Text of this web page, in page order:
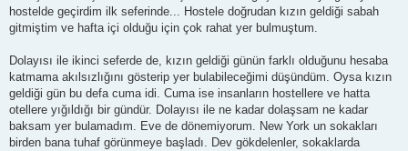
hostelde geçirdim ilk seferinde... Hostele doğrudan kızın geldiği sabah
gitmiştim ve hafta içi olduğu için çok rahat yer bulmuştum.
Dolayısı ile ikinci seferde de, kızın geldiği günün farklı olduğunu hesaba
katmama akılsızlığını gösterip yer bulabileceğimi düşündüm. Oysa kızın
geldiği gün bu defa cuma idi. Cuma ise insanların hostellere ve hatta
otellere yığıldığı bir gündür. Dolayısı ile ne kadar dolaşsam ne kadar
baksam yer bulamadım. Eve de dönemiyorum. New York un sokakları
birden bana tuhaf görünmeye başladı. Dev gökdelenler, sokaklarda